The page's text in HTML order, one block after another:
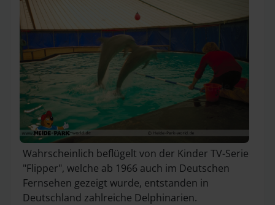
Wahrscheinlich beflügelt von der Kinder TV-Serie
"Flipper", welche ab 1966 auch im Deutschen
Fernsehen gezeigt wurde, entstanden in
Deutschland zahlreiche Delphinarien.